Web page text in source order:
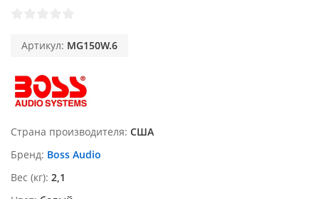
Артикул: MG150W.6
Страна производителя США
Бренд Boss Audio
Вес (кг) 2,1